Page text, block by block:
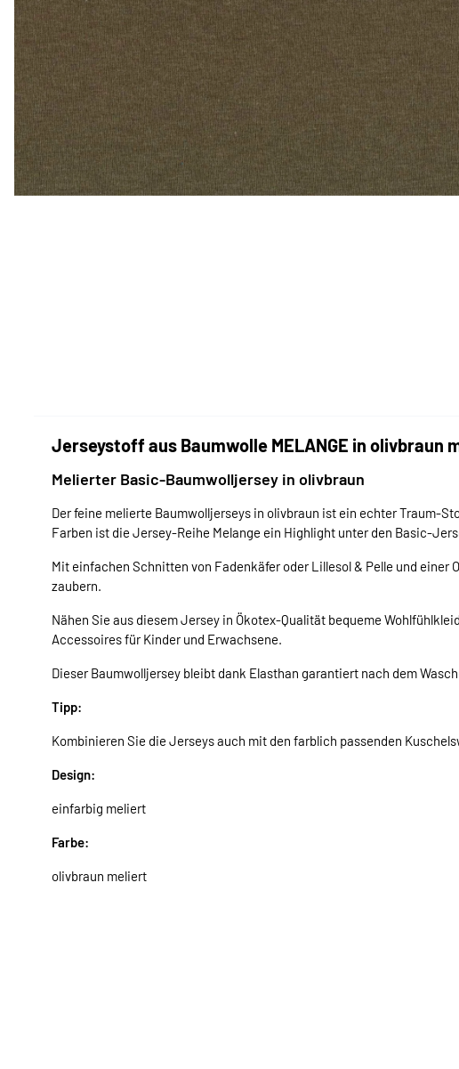
Jerseystoff aus Baumwolle MELANGE in olivbraun
Melierter Basic-Baumwolljersey in olivbraun
Der feine melierte Baumwolljerseys in olivbraun ist ein echter Traum-
Farben ist die Jersey-Reihe Melange ein Highlight unter den Basic-
Mit einfachen Schnitten von Fadenkäfer oder Lillesol & Pelle und einer
zaubern.
Nähen Sie aus diesem Jersey in Ökotex-Qualität bequeme
Accessoires für Kinder und Erwachsene.
Dieser Baumwolljersey bleibt dank Elasthan garantiert nach dem
Tipp:
Kombinieren Sie die Jerseys auch mit den farblich passenden
Design:
einfarbig meliert
Farbe:
olivbraun meliert